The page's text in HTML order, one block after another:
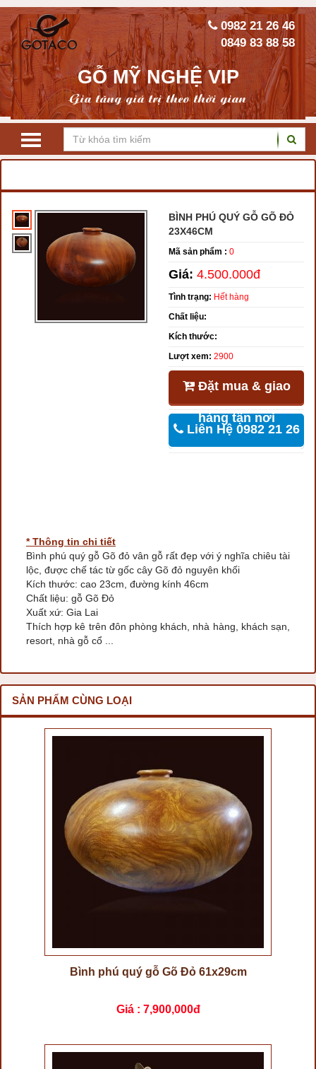
GỖ MỸ NGHỆ VIP
Gia tăng giá trị theo thời gian
0982 21 26 46
0849 83 88 58
BÌNH PHÚ QUÝ GỖ GÕ ĐỎ
23X46CM
Mã sản phẩm : 0
Giá: 4.500.000đ
Tình trạng: Hết hàng
Chất liệu:
Kích thước:
Lượt xem: 2900
Đặt mua & giao
hàng tận nơi
Liên Hệ 0982 21 26
* Thông tin chi tiết
Bình phú quý gỗ Gõ đỏ vân gỗ rất đẹp với ý nghĩa chiêu tài
lộc, được chế tác từ gốc cây Gõ đỏ nguyên khối
Kích thước: cao 23cm, đường kính 46cm
Chất liệu: gỗ Gõ Đỏ
Xuất xứ: Gia Lai
Thích hợp kê trên đôn phòng khách, nhà hàng, khách sạn,
resort, nhà gỗ cổ ...
SẢN PHẨM CÙNG LOẠI
Bình phú quý gỗ Gõ Đỏ 61x29cm
Giá : 7,900,000đ